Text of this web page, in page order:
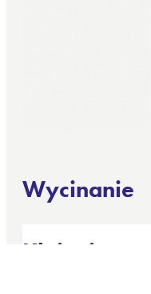
Wycinanie
Klejenie